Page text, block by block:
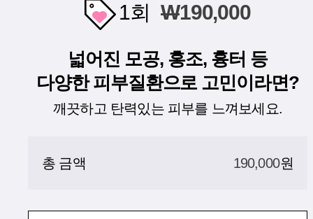
1회 W190,000
넓어진 모공, 홍조, 흉터 등
다양한 피부질환으로 고민이라면?
깨끗하고 탄력있는 피부를 느껴보세요.
총 금액 190,000원